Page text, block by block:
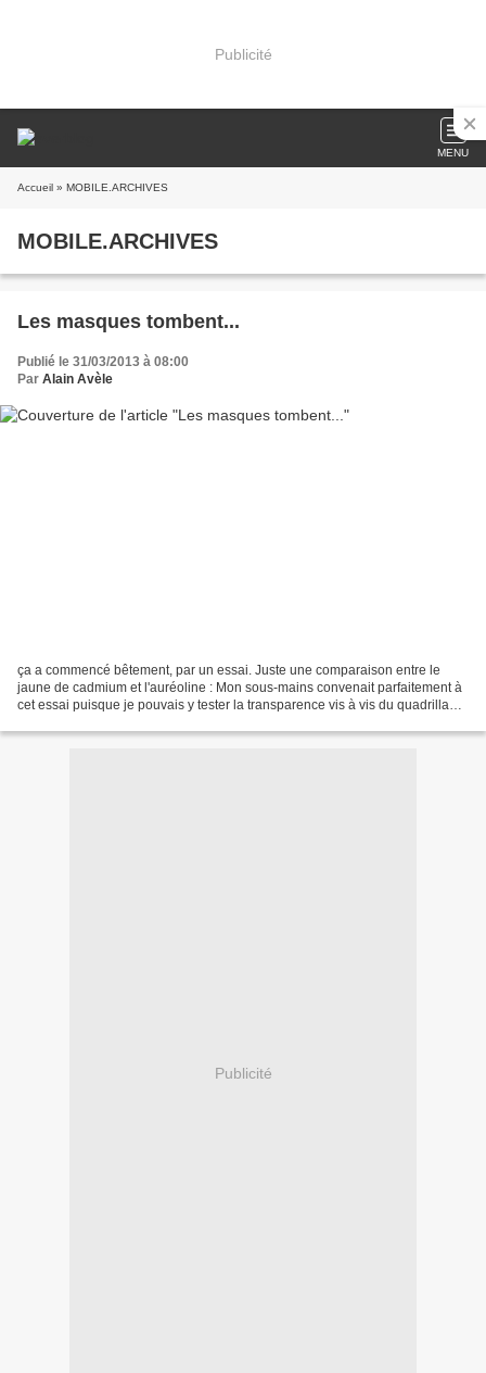
Publicité
MENU
Accueil » MOBILE.ARCHIVES
MOBILE.ARCHIVES
Les masques tombent...
Publié le 31/03/2013 à 08:00
Par Alain Avèle
ça a commencé bêtement, par un essai. Juste une comparaison entre le
jaune de cadmium et l'auréoline : Mon sous-mains convenait parfaitement à
cet essai puisque je pouvais y tester la transparence vis à vis du quadrillage.
Publicité